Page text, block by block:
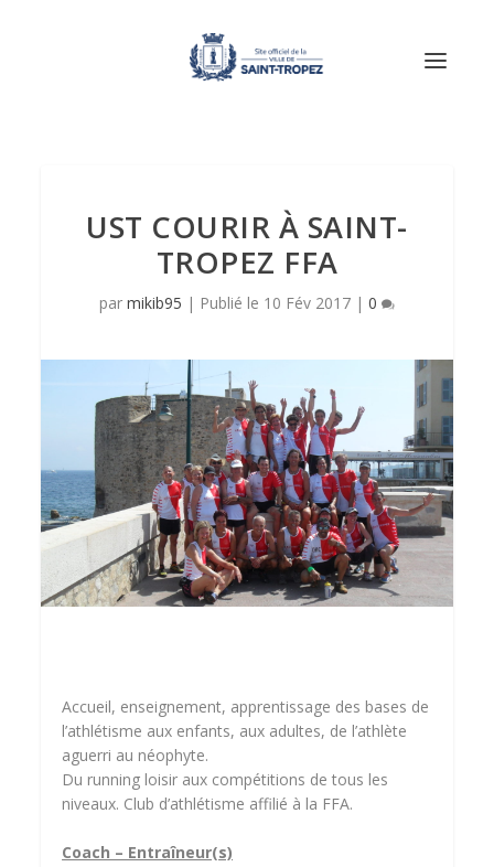
UST COURIR À SAINT-
TROPEZ FFA
par mikib95 | 10 Fév 2017 | 0
Accueil, enseignement, apprentissage des bases de
l’athlétisme aux enfants, aux adultes, de l’athlète
aguerri au néophyte.
Du running loisir aux compétitions de tous les
niveaux. Club d’athlétisme affilié à la FFA.
Coach – Entraîneur(s)